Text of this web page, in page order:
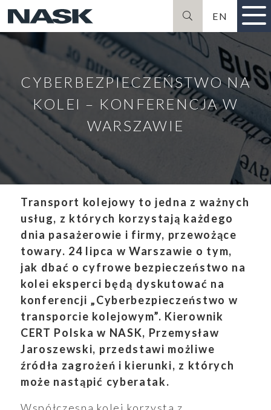
EN
CYBERBEZPIECZEŃSTWO NA
KOLEI – KONFERENCJA W
WARSZAWIE
Transport kolejowy to jedna z ważnych
usług, z których korzystają każdego
dnia pasażerowie i firmy, przewożące
towary. 24 lipca w Warszawie o tym,
jak dbać o cyfrowe bezpieczeństwo na
kolei eksperci będą dyskutować na
konferencji „Cyberbezpieczeństwo w
transporcie kolejowym”. Kierownik
CERT Polska w NASK, Przemysław
Jaroszewski, przedstawi możliwe
źródła zagrożeń i kierunki, z których
może nastąpić cyberatak.